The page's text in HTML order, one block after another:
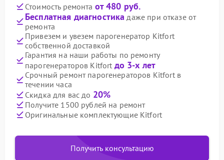
Стоимость ремонта от 480 руб.
Бесплатная диагностика даже при отказе от
ремонта
Привезем и увезем парогенератор Kitfort
собственной доставкой
Гарантия на наши работы по ремонту
парогенераторов Kitfort до 3-х лет
Срочный ремонт парогенераторов Kitfort в
течении часа
Скидка для вас до 20%
Получите 1500 рублей на ремонт
Оригинальные комплектующие Kitfort
Получить консультацию